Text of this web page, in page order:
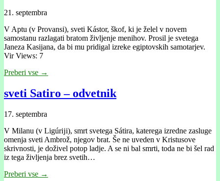
21. septembra
V Aptu (v Provansi), sveti Kástor, škof, ki je želel v novem
samostanu razlagati bratom življenje menihov. Prosil je svetega
Janeza Kasijana, da bi mu pridigal izreke egiptovskih samotarjev.
Vir Views: 7
Preberi vse →
sveti Satiro – odvetnik
17. septembra
V Milanu (v Ligúrĳi), smrt svetega Sátira, katerega izredne zasluge
omenja sveti Ambrož, njegov brat. Še ne uveden v Kristusove
skrivnosti, je doživel potop ladje. A se ni bal smrti, toda ne bi šel rad
iz tega življenja brez svetih…
Preberi vse →